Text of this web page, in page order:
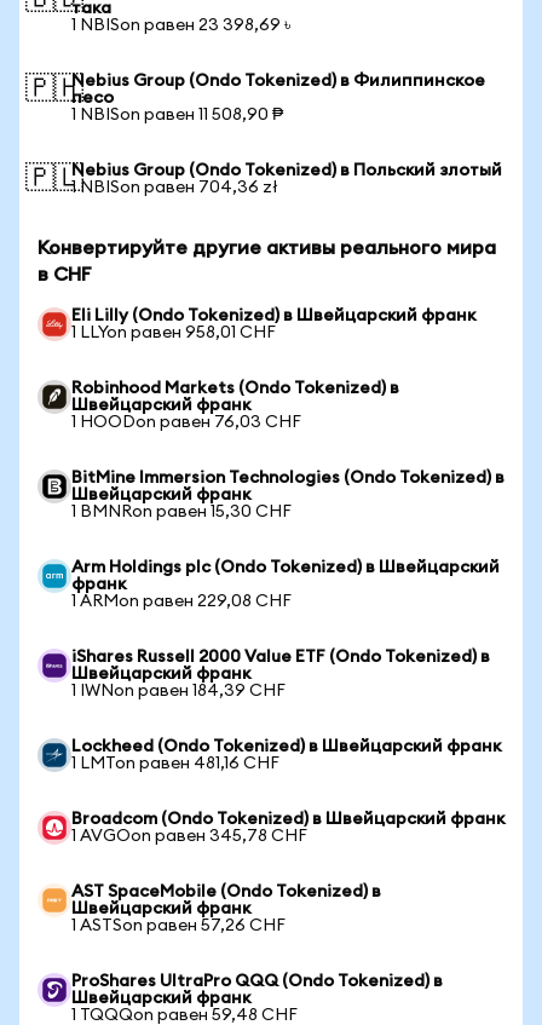
така
1 NBISon равен 23 398,69 ৳
🇵🇭Nebius Group (Ondo Tokenized) в Филиппинское
песо
1 NBISon равен 11 508,90 ₱
🇵🇱Nebius Group (Ondo Tokenized) в Польский злотый
1 NBISon равен 704,36 zł
Конвертируйте другие активы реального мира
в CHF
Eli Lilly (Ondo Tokenized) в Швейцарский франк
1 LLYon равен 958,01 CHF
Robinhood Markets (Ondo Tokenized) в
Швейцарский франк
1 HOODon равен 76,03 CHF
BitMine Immersion Technologies (Ondo Tokenized) в
Швейцарский франк
1 BMNRon равен 15,30 CHF
Arm Holdings plc (Ondo Tokenized) в Швейцарский
франк
1 ARMon равен 229,08 CHF
iShares Russell 2000 Value ETF (Ondo Tokenized) в
Швейцарский франк
1 IWNon равен 184,39 CHF
Lockheed (Ondo Tokenized) в Швейцарский франк
1 LMTon равен 481,16 CHF
Broadcom (Ondo Tokenized) в Швейцарский франк
1 AVGOon равен 345,78 CHF
AST SpaceMobile (Ondo Tokenized) в
Швейцарский франк
1 ASTSon равен 57,26 CHF
ProShares UltraPro QQQ (Ondo Tokenized) в
Швейцарский франк
1 TQQQon равен 59,48 CHF